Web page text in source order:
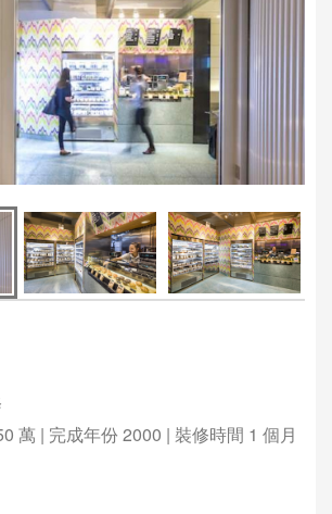
萬 | 完成年份 2000 | 裝修時間 1 個月